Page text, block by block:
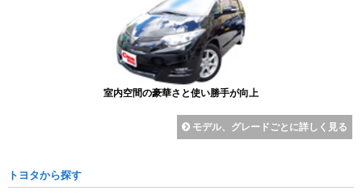
室内空間の豪華さと使い勝手が向上
モデル、グレードごとに詳しく見る
トヨタから探す